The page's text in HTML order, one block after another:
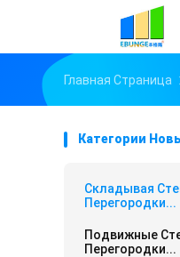
Главная Страница
Категории
Складывая
Перегородки...
Подвижные
Перегородки...